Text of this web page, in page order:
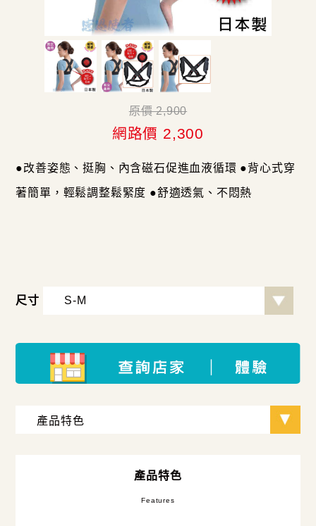
原價 2,900
網路價 2,300
●改善姿態、挺胸、內含磁石促進血液循環 ●背心式穿
著簡單，輕鬆調整鬆緊度 ●舒適透氣、不悶熱
尺寸
產品特色
Features